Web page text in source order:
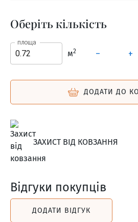
Оберіть кількість
площа
м2 – +
ДОДАТИ ДО
ЗАХИСТ ВІД КОВЗАННЯ
Відгуки покупців
ДОДАТИ ВІДГУК